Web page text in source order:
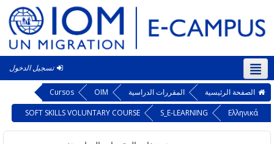
تسجيل الدخول
الرئيسية المقررات الدراسية OIM
Cursos
S_E-LEARNING
SOFT SKILLS VOLUNTARY COURSE